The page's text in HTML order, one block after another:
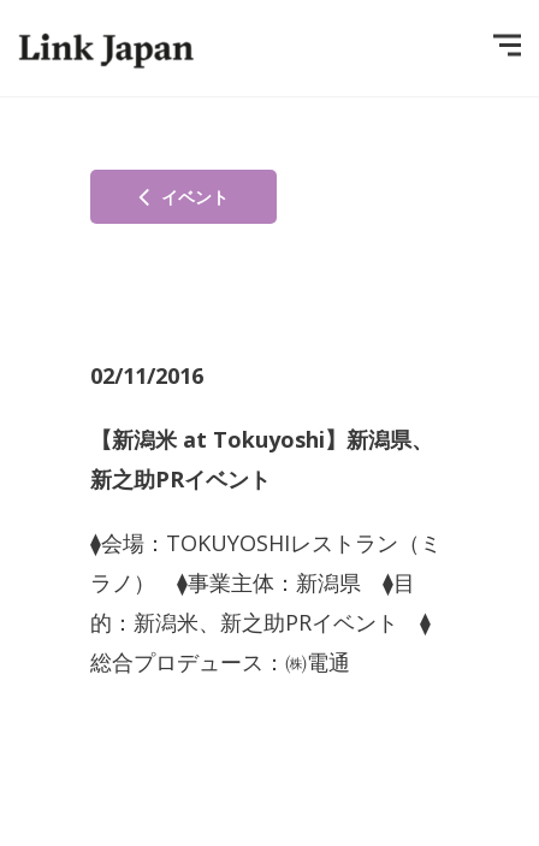
イベント
02/11/2016
【新潟米 at Tokuyoshi】新潟県、
新之助PRイベント
⧫会場：TOKUYOSHIレストラン（ミ
ラノ） ⧫事業主体：新潟県 ⧫目
的：新潟米、新之助PRイベント ⧫
総合プロデュース：㈱電通